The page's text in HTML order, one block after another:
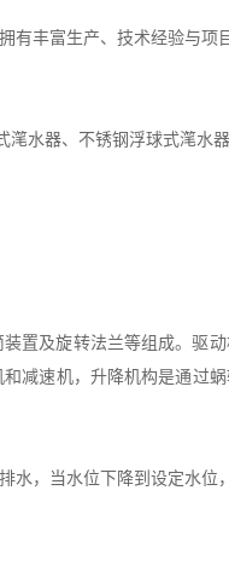
富生产、技术经验与项
器、不锈钢浮球式滗水
置及旋转法兰等组成。驱
减速机，升降机构是通过
水，当水位下降到设定水位